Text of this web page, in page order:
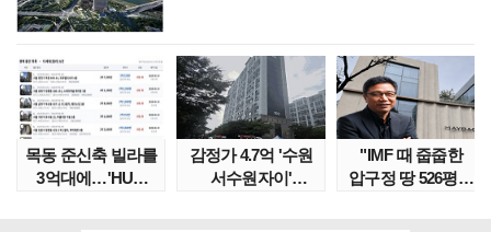
목동 준신축 빌라를
3억대에…'HUG
감정가 4.7억 '수원
서수원자이'
"IMF 때 줍줍한
압구정 땅 526평의